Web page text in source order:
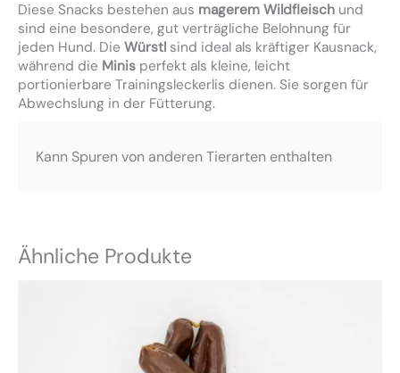
Diese Snacks bestehen aus magerem Wildfleisch und
sind eine besondere, gut verträgliche Belohnung für
jeden Hund. Die Würstl sind ideal als kräftiger Kausnack,
während die Minis perfekt als kleine, leicht
portionierbare Trainingsleckerlis dienen. Sie sorgen für
Abwechslung in der Fütterung.
Kann Spuren von anderen Tierarten enthalten
Ähnliche Produkte